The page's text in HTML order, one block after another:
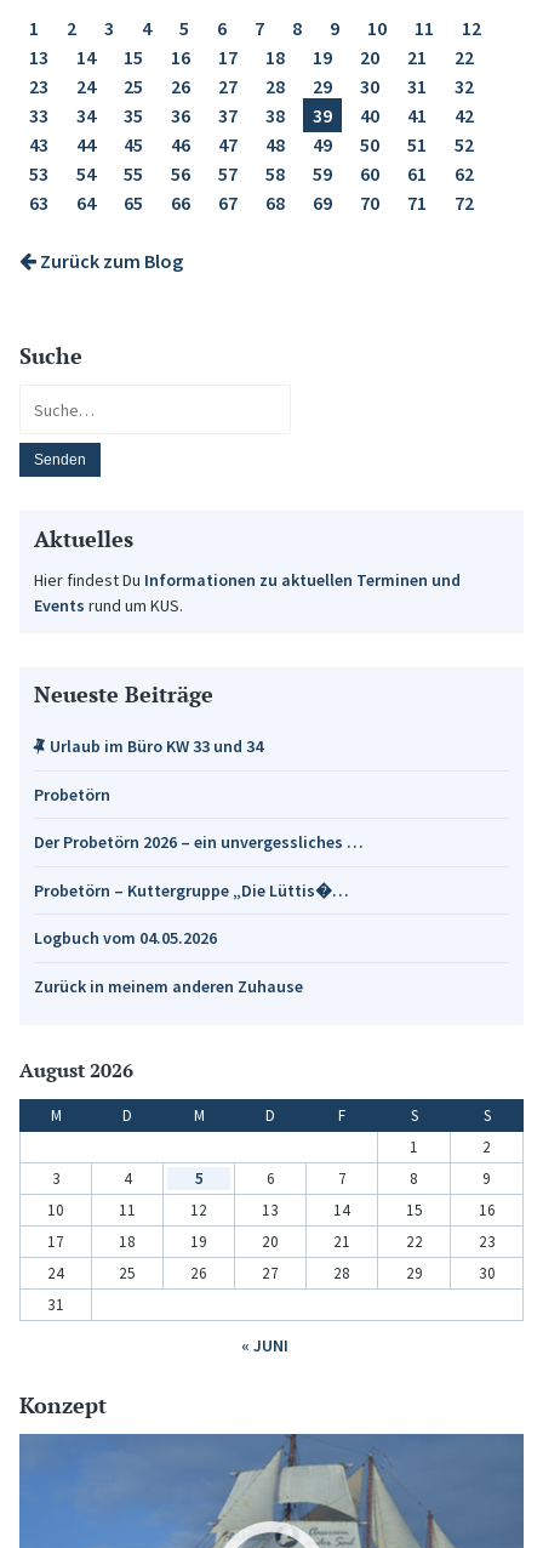
1 2 3 4 5 6 7 8 9 10 11
12
13
14 15 16 17 18 19 20 21
22
23
24 25 26 27 28 29 30 31
32
33
34 35 36 37 38 39 40 41
42
43
44 45 46 47 48 49 50 51
52
53
54 55 56 57 58 59 60 61
62
63
64 65 66 67 68 69 70 71 72
Zurück zum Blog
Suche
Aktuelles
Hier findest Du Informationen zu aktuellen Terminen und
Events rund um KUS.
Neueste Beiträge
Urlaub im Büro KW 33 und 34
Probetörn
Der Probetörn 2026 – ein unvergessliches …
Probetörn – Kuttergruppe „Die Lüttis�…
Logbuch vom 04.05.2026
Zurück in meinem anderen Zuhause
August 2026
M D M D F S
S
1
2
3
4 5 6 7 8
9
10
11 12 13 14 15
16
17
18 19 20 21 22
23
24
25 26 27 28 29
30
31
« JUNI
Konzept